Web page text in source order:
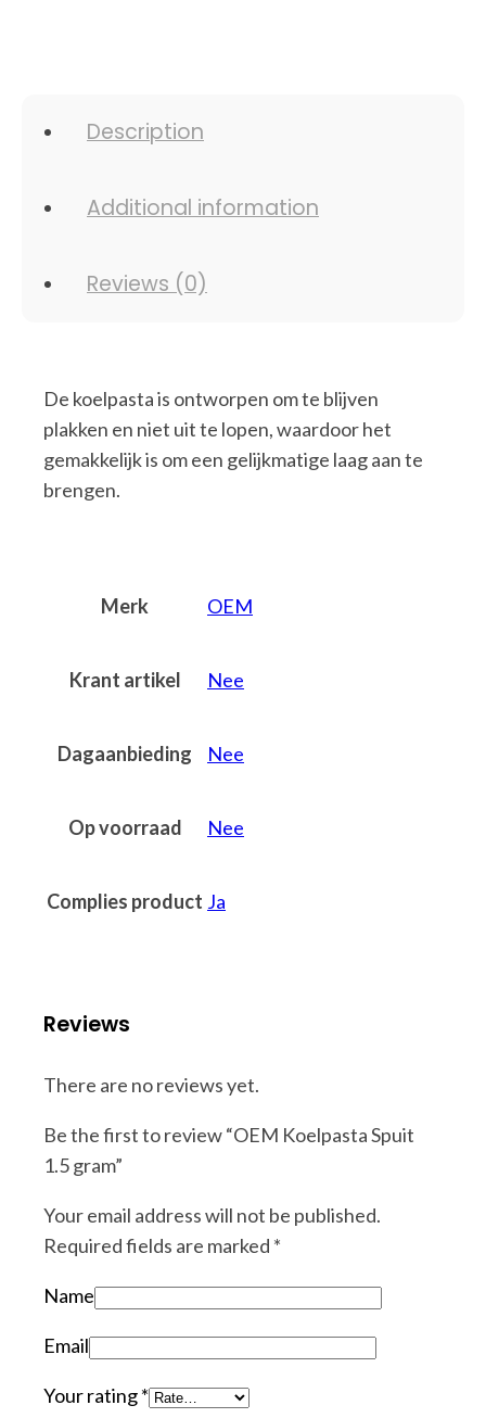
Description
Additional information
Reviews (0)
De koelpasta is ontworpen om te blijven
plakken en niet uit te lopen, waardoor het
gemakkelijk is om een gelijkmatige laag aan te
brengen.
Merk OEM
Krant artikel Nee
Dagaanbieding Nee
Op voorraad Nee
Complies product Ja
Reviews
There are no reviews yet.
Be the first to review “OEM Koelpasta Spuit
1.5 gram”
Your email address will not be published.
Required fields are marked *
Name
Email
Your rating*